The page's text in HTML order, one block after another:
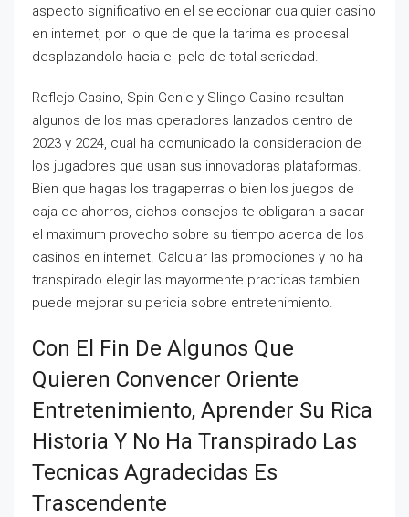
aspecto significativo en el seleccionar cualquier casino
en internet, por lo que de que la tarima es procesal
desplazandolo hacia el pelo de total seriedad.
Reflejo Casino, Spin Genie y Slingo Casino resultan
algunos de los mas operadores lanzados dentro de
2023 y 2024, cual ha comunicado la consideracion de
los jugadores que usan sus innovadoras plataformas.
Bien que hagas los tragaperras o bien los juegos de
caja de ahorros, dichos consejos te obligaran a sacar
el maximum provecho sobre su tiempo acerca de los
casinos en internet. Calcular las promociones y no ha
transpirado elegir las mayormente practicas tambien
puede mejorar su pericia sobre entretenimiento.
Con El Fin De Algunos Que
Quieren Convencer Oriente
Entretenimiento, Aprender Su Rica
Historia Y No Ha Transpirado Las
Tecnicas Agradecidas Es
Trascendente